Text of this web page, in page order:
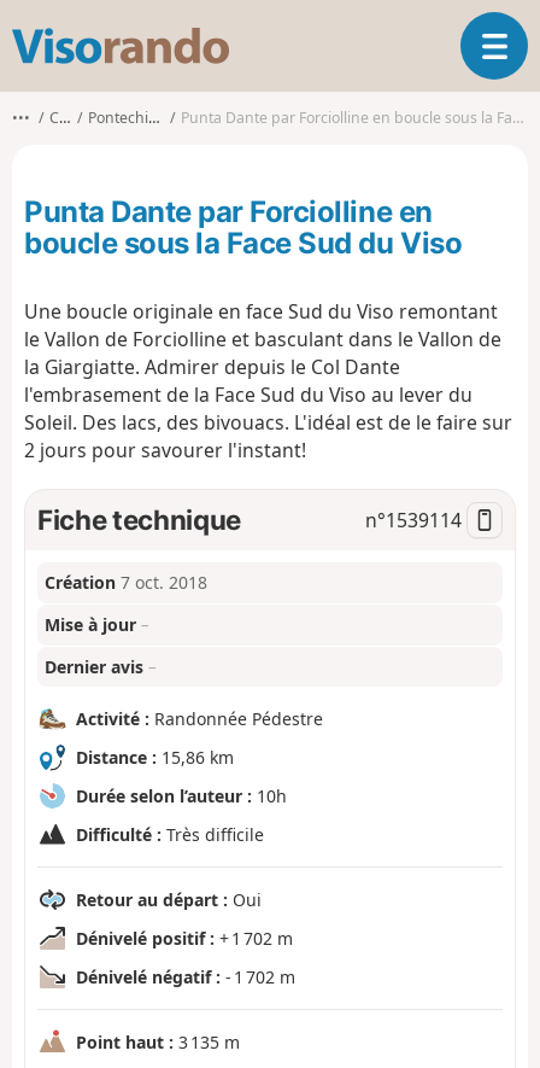
s
o
d
o
O
u
v
v
i
i
n
••• Coni Pontechianale Punta Dante par Forciolline en boucle sous la Face Sud du Viso
Punta Dante par Forciolline en
boucle sous la Face Sud du Viso
Une boucle originale en face Sud du Viso remontant
le Vallon de Forciolline et basculant dans le Vallon de
la Giargiatte. Admirer depuis le Col Dante
l'embrasement de la Face Sud du Viso au lever du
Soleil. Des lacs, des bivouacs. L'idéal est de le faire sur
2 jours pour savourer l'instant!
Fiche technique n°1539114
Création 7 oct. 2018
Mise à jour –
Dernier avis –
Activité : Randonnée Pédestre
Distance : 15,86 km
Durée selon l’auteur : 10h
Difficulté : Très difficile
Retour au départ : Oui
Dénivelé positif : + 1 702 m
Dénivelé négatif : - 1 702 m
Point haut : 3 135 m